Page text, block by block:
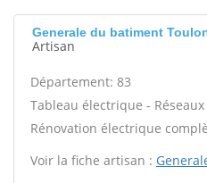
Generale du batiment
Artisan
Département: 83
Tableau électrique -
Rénovation électrique
Voir la fiche artisan :